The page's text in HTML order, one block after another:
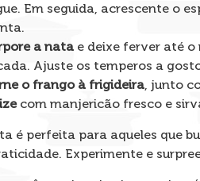
Em seguida, acrescente o
a nata e deixe ferver até o
Ajuste os temperos a
o frango à frigideira, junto
com manjericão fresco e
é perfeita para aqueles que
Experimente e